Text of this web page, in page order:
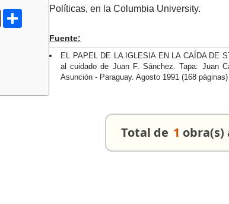
ThreadsCompartirPolíticas, en la Columbia University.
Fuente:
EL PAPEL DE LA IGLESIA EN LA CAÍDA DE
al cuidado de Juan F. Sánchez. Tapa: Juan
Asunción - Paraguay. Agosto 1991 (168 páginas)
Total de 1 obra(s)